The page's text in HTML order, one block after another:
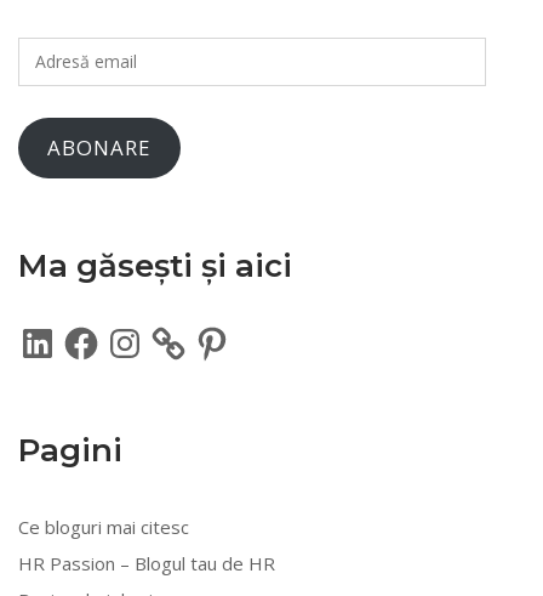
Adresă
email
ABONARE
Ma găsești și aici
LinkedInFacebookInstagram Pinterest
Pagini
Ce bloguri mai citesc
HR Passion – Blogul tau de HR